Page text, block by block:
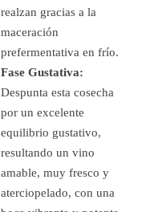
realzan gracias a la
maceración
prefermentativa en frío.
Fase Gustativa:
Despunta esta cosecha
por un excelente
equilibrio gustativo,
resultando un vino
amable, muy fresco y
aterciopelado, con una